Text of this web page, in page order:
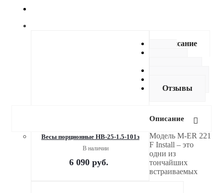
Весы порционные НВ-25-1.5-101з
В наличии
6 090руб.
Описание
Отзывы
Описание
Модель M-ER 221
F Install – это
одни из
тончайших
встраиваемых